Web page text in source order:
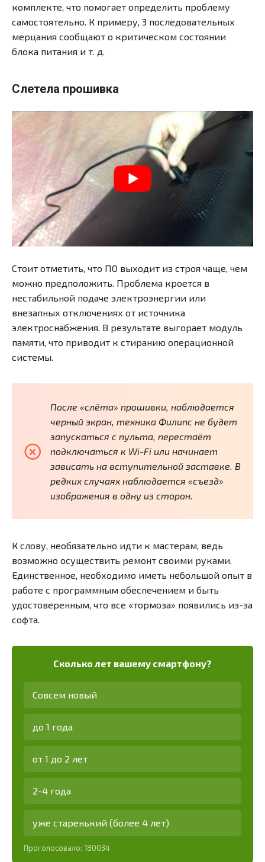
комплекте, что помогает определить проблему
самостоятельно. К примеру, 3 последовательных
мерцания сообщают о критическом состоянии
блока питания и т. д.
Слетела прошивка
Стоит отметить, что ПО выходит из строя чаще, чем
можно предположить. Проблема кроется в
нестабильной подаче электроэнергии или
внезапных отключениях от источника
электроснабжения. В результате выгорает модуль
памяти, что приводит к стиранию операционной
системы.
После «слёта» прошивки, наблюдается
черный экран, техника Филипс не будет
запускаться с пульта, перестаёт
подключаться к Wi-Fi или начинает
зависать на вступительной заставке. В
редких случаях наблюдается «съезд»
изображения в одну из сторон.
К слову, необязательно идти к мастерам, ведь
возможно осуществить ремонт своими руками.
Единственное, необходимо иметь небольшой опыт в
работе с программным обеспечением и быть
удостоверенным, что все «тормоза» появились из-за
софта.
Сколько лет вашему смартфону?
Совсем новый
до 1 года
от 1 до 2 лет
2-4 года
уже старенький (более 4 лет)
Проголосовало: 180034